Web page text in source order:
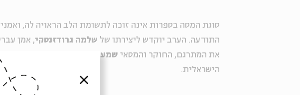
סוגת המסה בספרות אינה זוכה לתשומת הלב הראויה לה,
התודעה. הערב יוקדש ליצירתו של שלמה גרודזנסקי, אמן
את המתרגם, החוקר והמסאי שמעון זנדבנק
שיספר על
הישראלית.
סגור